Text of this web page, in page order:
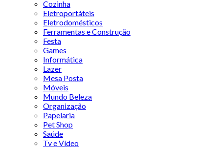
Cozinha
Eletroportáteis
Eletrodomésticos
Ferramentas e Construção
Festa
Games
Informática
Lazer
Mesa Posta
Móveis
Mundo Beleza
Organização
Papelaria
Pet Shop
Saúde
Tv e Vídeo